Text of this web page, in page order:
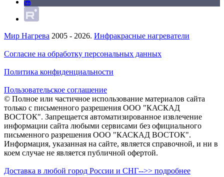
Мир Нагрева 2005 - 2026. Инфракрасные нагреватели
Согласие на обработку персональных данных
Политика конфиденциальности
Пользовательское соглашение
© Полное или частичное использование материалов сайта
только с письменного разрешения ООО "КАСКАД
ВОСТОК". Запрещается автоматизированное извлечение
информации сайта любыми сервисами без официального
письменного разрешения ООО "КАСКАД ВОСТОК".
Информация, указанная на сайте, является справочной, и ни в
коем случае не является публичной офертой.
Доставка в любой город России и СНГ-->> подробнее